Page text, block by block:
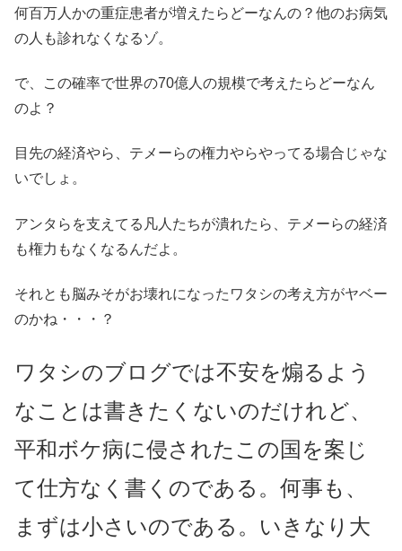
何百万人かの重症患者が増えたらどーなんの？他のお病気
の人も診れなくなるゾ。
で、この確率で世界の70億人の規模で考えたらどーなん
のよ？
目先の経済やら、テメーらの権力やらやってる場合じゃな
いでしょ。
アンタらを支えてる凡人たちが潰れたら、テメーらの経済
も権力もなくなるんだよ。
それとも脳みそがお壊れになったワタシの考え方がヤベー
のかね・・・？
ワタシのブログでは不安を煽るよう
なことは書きたくないのだけれど、
平和ボケ病に侵されたこの国を案じ
て仕方なく書くのである。何事も、
まずは小さいのである。いきなり大